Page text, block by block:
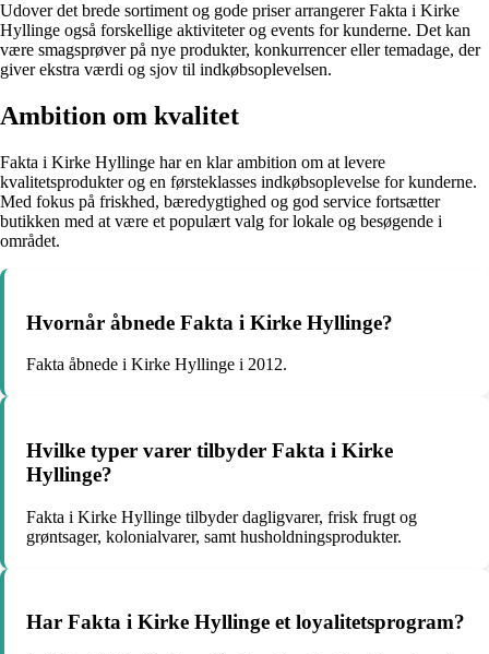
Udover det brede sortiment og gode priser arrangerer Fakta i Kirke
Hyllinge også forskellige aktiviteter og events for kunderne. Det kan
være smagsprøver på nye produkter, konkurrencer eller temadage, der
giver ekstra værdi og sjov til indkøbsoplevelsen.
Ambition om kvalitet
Fakta i Kirke Hyllinge har en klar ambition om at levere
kvalitetsprodukter og en førsteklasses indkøbsoplevelse for kunderne.
Med fokus på friskhed, bæredygtighed og god service fortsætter
butikken med at være et populært valg for lokale og besøgende i
området.
Hvornår åbnede Fakta i Kirke Hyllinge?
Fakta åbnede i Kirke Hyllinge i 2012.
Hvilke typer varer tilbyder Fakta i Kirke
Hyllinge?
Fakta i Kirke Hyllinge tilbyder dagligvarer, frisk frugt og
grøntsager, kolonialvarer, samt husholdningsprodukter.
Har Fakta i Kirke Hyllinge et loyalitetsprogram?